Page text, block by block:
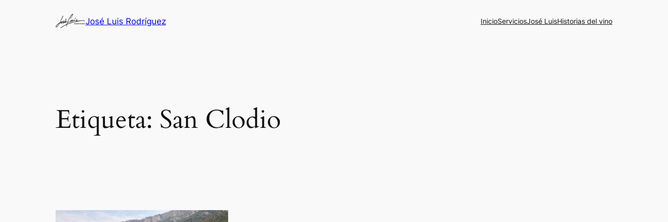
José Luis Rodríguez InicioServiciosJosé LuisHistorias del vino
Etiqueta: San Clodio